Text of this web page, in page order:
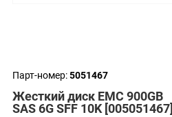
Парт-номер:5051467
Жесткий диск EMC 900GB
SAS 6G SFF 10K [005051467]